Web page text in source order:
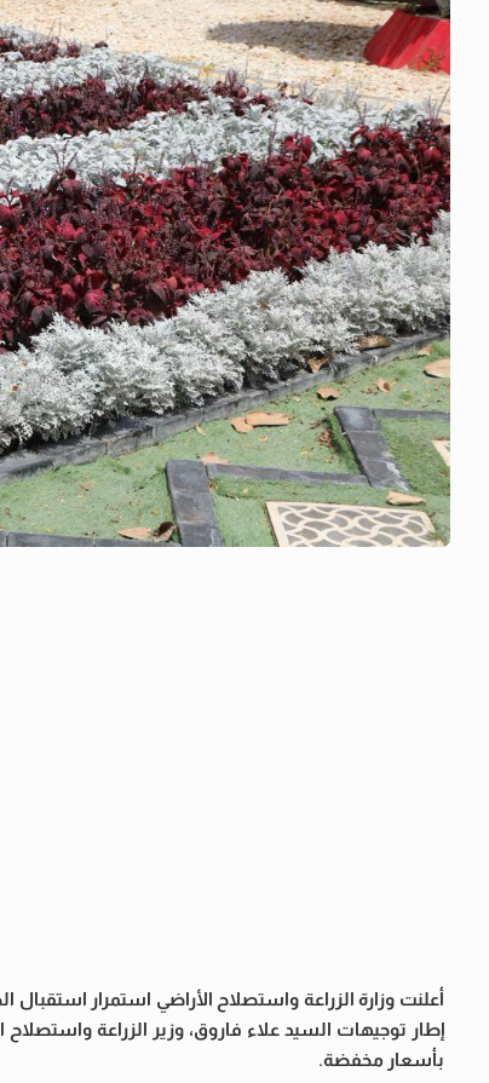
أعلنت وزارة الزراعة واستصلاح الأراضي استمرار استقبال
إطار توجيهات السيد علاء فاروق، وزير الزراعة واستصلاح
بأسعار مخفضة.